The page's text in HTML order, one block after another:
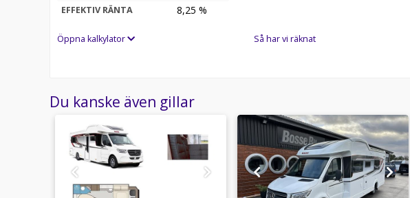
EFFEKTIV RÄNTA 8,25 %
Öppna kalkylator Så har vi räknat
Du kanske även gillar